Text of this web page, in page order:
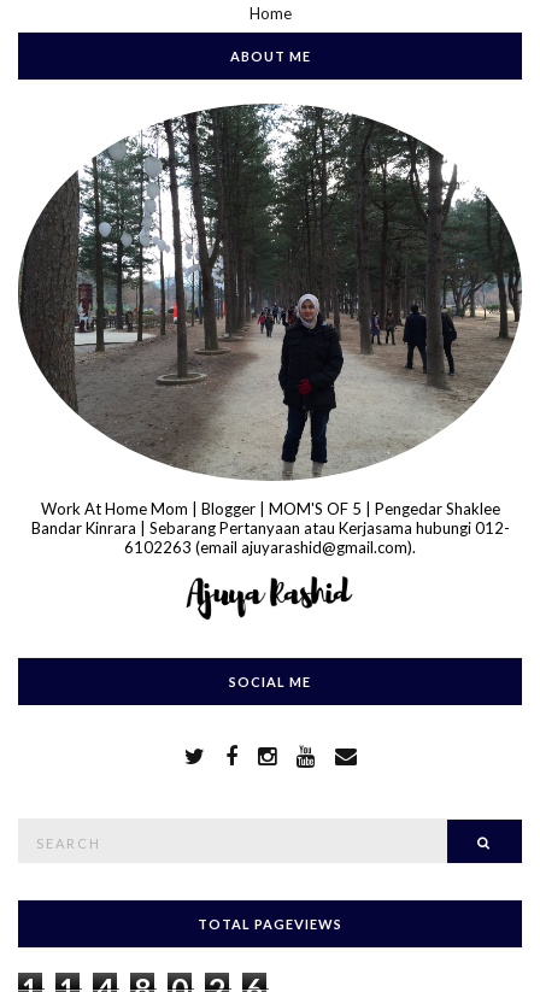
Home
ABOUT ME
Work At Home Mom | Blogger | MOM'S OF 5 | Pengedar Shaklee
Bandar Kinrara | Sebarang Pertanyaan atau Kerjasama hubungi 012-
6102263 (email ajuyarashid@gmail.com).
SOCIAL ME
c
f
r
TOTAL PAGEVIEWS